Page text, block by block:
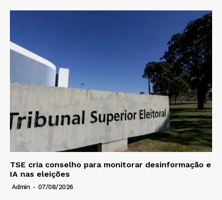
TSE cria conselho para monitorar desinformação e
IA nas eleições
Admin - 07/08/2026